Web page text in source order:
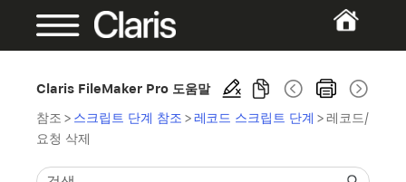
Claris FileMaker Pro 도움말
참조 > 스크립트 단계 참조 >레코드 스크립트 단계 >레코드/
요청 삭제